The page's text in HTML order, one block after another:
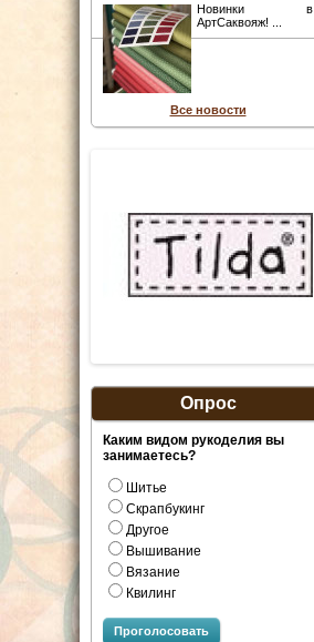
Новинки в
АртСаквояж! ...
Все новости
Опрос
Каким видом рукоделия вы
занимаетесь?
Шитье
Скрапбукинг
Другое
Вышивание
Вязание
Квилинг
Проголосовать